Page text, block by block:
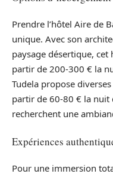
Prendre l’hôtel Aire de
unique. Avec son
paysage désertique,
partir de 200-300 € la
Tudela propose
partir de 60-80 € la nuit
recherchent une
Expériences
Pour une immersion